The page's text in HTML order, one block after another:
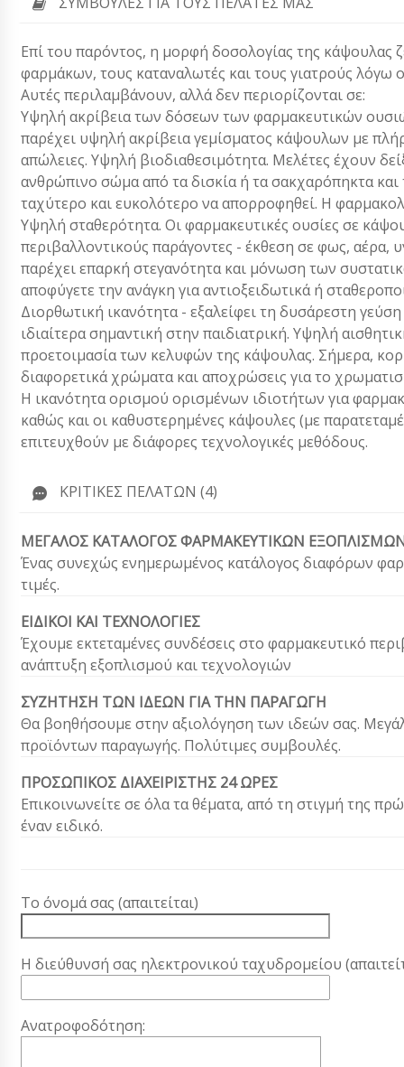
Επί του παρόντος, η μορφή δοσολογίας της κάψουλας
φαρμάκων, τους καταναλωτές και τους γιατρούς λόγω
Αυτές περιλαμβάνουν, αλλά δεν περιορίζονται σε:
Υψηλή ακρίβεια των δόσεων των φαρμακευτικών
παρέχει υψηλή ακρίβεια γεμίσματος κάψουλων με
απώλειες. Υψηλή βιοδιαθεσιμότητα. Μελέτες έχουν
ανθρώπινο σώμα από τα δισκία ή τα σακχαρόπηκτα
ταχύτερο και ευκολότερο να απορροφηθεί. Η
Υψηλή σταθερότητα. Οι φαρμακευτικές ουσίες σε
περιβαλλοντικούς παράγοντες - έκθεση σε φως,
παρέχει επαρκή στεγανότητα και μόνωση των
αποφύγετε την ανάγκη για αντιοξειδωτικά ή
Διορθωτική ικανότητα - εξαλείφει τη δυσάρεστη
ιδιαίτερα σημαντική στην παιδιατρική. Υψηλή
προετοιμασία των κελυφών της κάψουλας. Σήμερα,
διαφορετικά χρώματα και αποχρώσεις για το
Η ικανότητα ορισμού ορισμένων ιδιοτήτων για
καθώς και οι καθυστερημένες κάψουλες (με
επιτευχθούν με διάφορες τεχνολογικές μεθόδους.
ΚΡΙΤΙΚΈΣ ΠΕΛΑΤΏΝ (4)
ΜΕΓΑΛΟΣ ΚΑΤΑΛΟΓΟΣ ΦΑΡΜΑΚΕΥΤΙΚΩΝ
Ένας συνεχώς ενημερωμένος κατάλογος διαφόρων
τιμές.
ΕΙΔΙΚΟΙ ΚΑΙ ΤΕΧΝΟΛΟΓΙΕΣ
Έχουμε εκτεταμένες συνδέσεις στο φαρμακευτικό
ανάπτυξη εξοπλισμού και τεχνολογιών
ΣΥΖΗΤΗΣΗ ΤΩΝ ΙΔΕΩΝ ΓΙΑ ΤΗΝ ΠΑΡΑΓΩΓΗ
Θα βοηθήσουμε στην αξιολόγηση των ιδεών σας.
προϊόντων παραγωγής. Πολύτιμες συμβουλές.
ΠΡΟΣΩΠΙΚΟΣ ΔΙΑΧΕΙΡΙΣΤΗΣ 24 ΩΡΕΣ
Επικοινωνείτε σε όλα τα θέματα, από τη στιγμή της
έναν ειδικό.
Το όνομά σας (απαιτείται)
Η διεύθυνσή σας ηλεκτρονικού ταχυδρομείου
Ανατροφοδότηση: